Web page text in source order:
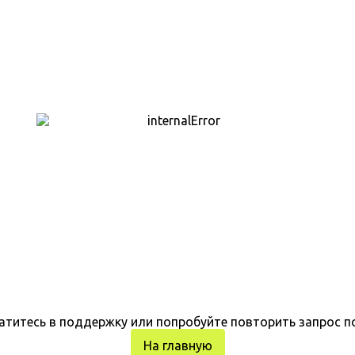
в поддержку или попробуйте повторить запрос
На главную